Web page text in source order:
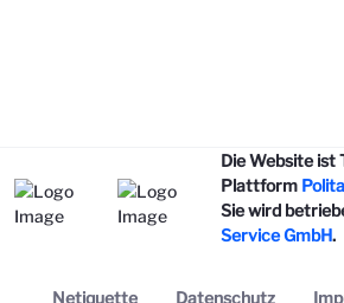
Die Website ist
Plattform
Sie wird
Service GmbH.
Netiquette Datenschutz